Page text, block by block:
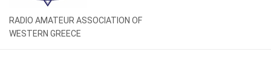
RADIO AMATEUR ASSOCIATION OF
WESTERN GREECE